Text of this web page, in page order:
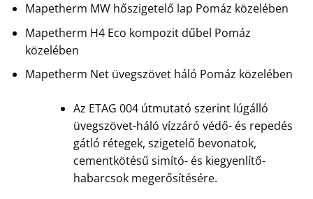
Mapetherm MW hőszigetelő lap Pomáz közelében
Mapetherm H4 Eco kompozit dűbel Pomáz
közelében
Mapetherm Net üvegszövet háló Pomáz közelében
Az ETAG 004 útmutató szerint lúgálló
üvegszövet-háló vízzáró védő- és repedés
gátló rétegek, szigetelő bevonatok,
cementkötésű simító- és kiegyenlítő-
habarcsok megerősítésére.